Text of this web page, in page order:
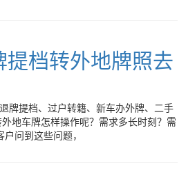
档转外地牌照去
牌提档、过户转籍、新车办外牌、二手
地车牌怎样操作呢？需求多长时刻？需
问到这些问题，